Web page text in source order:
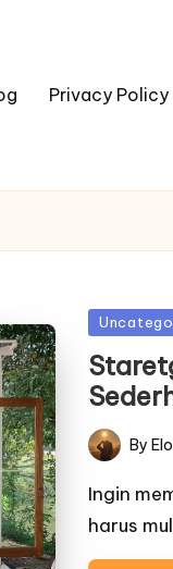
Privacy Policy
Posted
in
PostedBy
Ingin
harus